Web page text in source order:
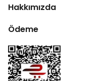
Hakkımızda
Ödeme